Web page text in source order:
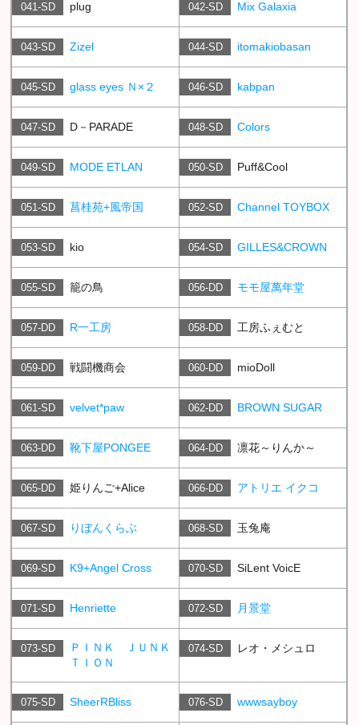
041-SD plug 042-SD Mix Galaxia
043-SD Zizel 044-SD itomakiobasan
045-SD glass eyes Ｎ×２ 046-SD kabpan
047-SD D－PARADE 048-SD Colors
049-SD MODE ETLAN 050-SD Puff&Cool
051-SD 菖桂苑+風帝国 052-SD Channel TOYBOX
053-SD kio 054-SD GILLES&CROWN
055-SD 籠の鳥 056-DD モモ屋萬年堂
057-DD R一工房 058-DD 工房ふぇむと
059-DD 戦闘機商会 060-DD mioDoll
061-SD velvet*paw 062-DD BROWN SUGAR
063-DD 靴下屋PONGEE 064-DD 凛花～りんか～
065-DD 姫りんご+Alice 066-DD アトリエ イクコ
067-SD りぼんくらぶ 068-SD 玉兔庵
069-SD K9+Angel Cross 070-SD SiLent VoicE
071-SD Henriette 072-SD 月景堂
073-SD
ＰＩＮＫ ＪＵＮＫ
ＴＩＯＮ
074-SD レオ・メシュロ
075-SD SheerRBliss 076-SD wwwsayboy